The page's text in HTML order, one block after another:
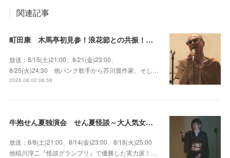
関連記事
町田康 木馬亭初見参！浪花節との共振！～マチダ地蔵尊 他
放送：8/15(土)21:00、8/21(金)23:00、
8/25(火)24:30 他パンク歌手から芥川賞作家、そし…
2026.08.02 08:58
牛抱せん夏独演会 せん夏怪談～大人気女性怪談師とっておきの背筋も凍る…
放送：8/8(土)21:00、8/14(金)23:00、8/18(火)25:00
他稲川淳二『怪談グランプリ』で優勝した実力派！…